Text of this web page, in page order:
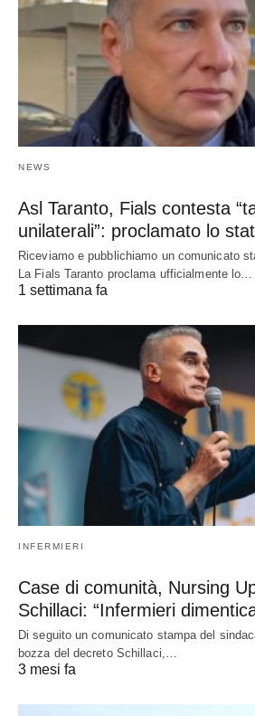
NEWS
Asl Taranto, Fials contesta
unilaterali”: proclamato lo
Riceviamo e pubblichiamo un comunicato
La Fials Taranto proclama ufficialmente lo…
1 settimana fa
INFERMIERI
Case di comunità, Nursing
Schillaci: “Infermieri
Di seguito un comunicato stampa del
bozza del decreto Schillaci,…
3 mesi fa